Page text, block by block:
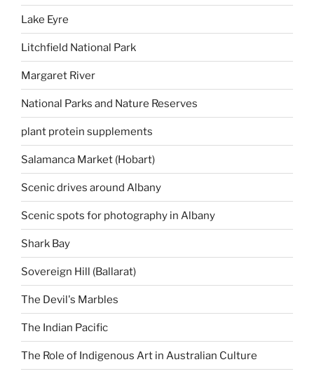
Lake Eyre
Litchfield National Park
Margaret River
National Parks and Nature Reserves
plant protein supplements
Salamanca Market (Hobart)
Scenic drives around Albany
Scenic spots for photography in Albany
Shark Bay
Sovereign Hill (Ballarat)
The Devil's Marbles
The Indian Pacific
The Role of Indigenous Art in Australian Culture